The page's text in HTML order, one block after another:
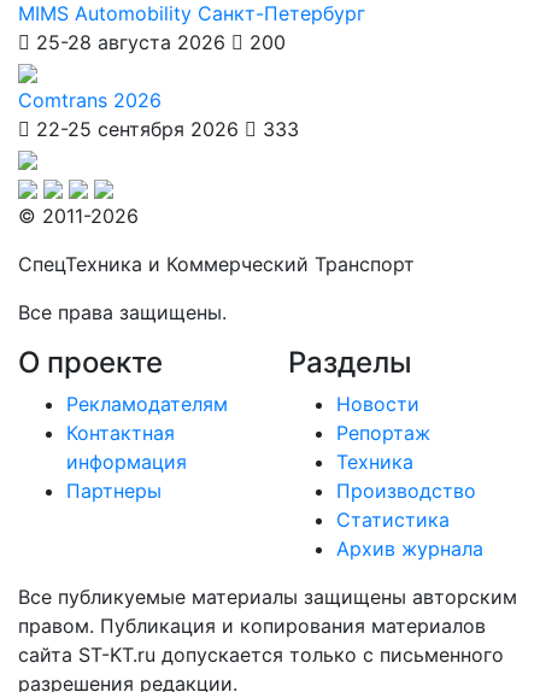
MIMS Automobility Санкт-Петербург
25-28 августа 2026
200
Comtrans 2026
22-25 сентября 2026
333
© 2011-2026
СпецТехника и Коммерческий Транспорт
Все права защищены.
О проекте
Рекламодателям
Контактная
информация
Партнеры
Разделы
Новости
Репортаж
Техника
Производство
Статистика
Архив журнала
Все публикуемые материалы защищены авторским
правом. Публикация и копирования материалов
сайта ST-KT.ru допускается только с письменного
разрешения редакции.